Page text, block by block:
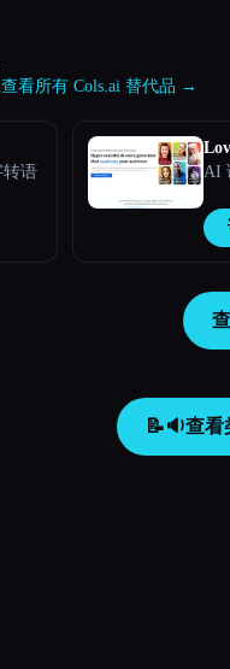
查看所有 Cols.ai 替代品 →
转语
AI
📝🔉查看